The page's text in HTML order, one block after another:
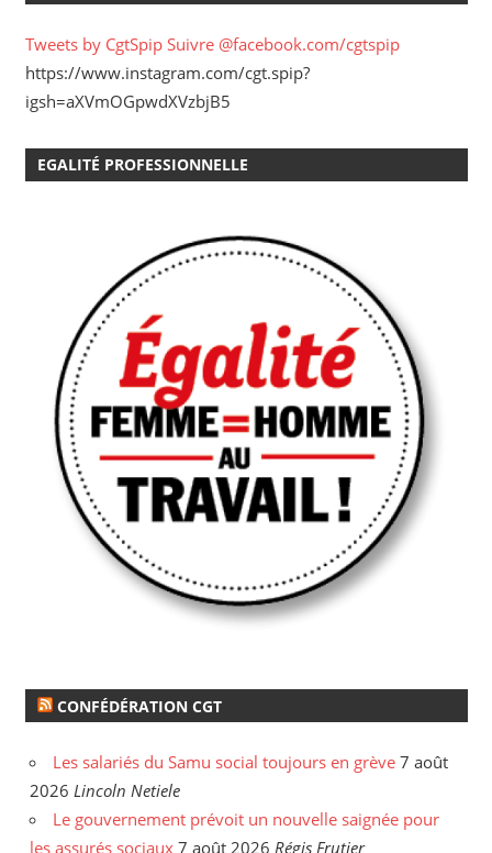
Tweets by CgtSpip Suivre @facebook.com/cgtspip
https://www.instagram.com/cgt.spip?
igsh=aXVmOGpwdXVzbjB5
EGALITÉ PROFESSIONNELLE
CONFÉDÉRATION CGT
Les salariés du Samu social toujours en grève 7 août
2026 Lincoln Netiele
Le gouvernement prévoit un nouvelle saignée pour
les assurés sociaux 7 août 2026 Régis Frutier